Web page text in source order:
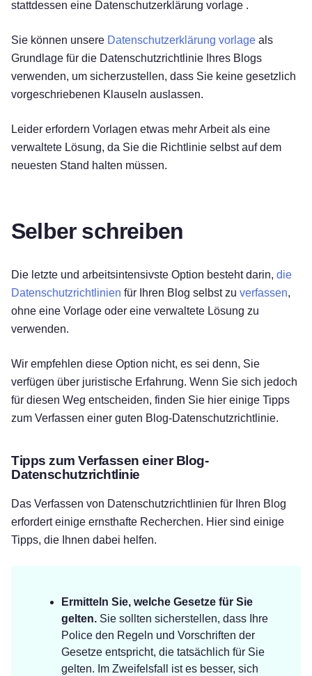
stattdessen eine Datenschutzerklärung vorlage .
Sie können unsere Datenschutzerklärung vorlage als
Grundlage für die Datenschutzrichtlinie Ihres Blogs
verwenden, um sicherzustellen, dass Sie keine gesetzlich
vorgeschriebenen Klauseln auslassen.
Leider erfordern Vorlagen etwas mehr Arbeit als eine
verwaltete Lösung, da Sie die Richtlinie selbst auf dem
neuesten Stand halten müssen.
Selber schreiben
Die letzte und arbeitsintensivste Option besteht darin, die
Datenschutzrichtlinien für Ihren Blog selbst zu verfassen,
ohne eine Vorlage oder eine verwaltete Lösung zu
verwenden.
Wir empfehlen diese Option nicht, es sei denn, Sie
verfügen über juristische Erfahrung. Wenn Sie sich jedoch
für diesen Weg entscheiden, finden Sie hier einige Tipps
zum Verfassen einer guten Blog-Datenschutzrichtlinie.
Tipps zum Verfassen einer Blog-
Datenschutzrichtlinie
Das Verfassen von Datenschutzrichtlinien für Ihren Blog
erfordert einige ernsthafte Recherchen. Hier sind einige
Tipps, die Ihnen dabei helfen.
Ermitteln Sie, welche Gesetze für Sie
gelten. Sie sollten sicherstellen, dass Ihre
Police den Regeln und Vorschriften der
Gesetze entspricht, die tatsächlich für Sie
gelten. Im Zweifelsfall ist es besser, sich